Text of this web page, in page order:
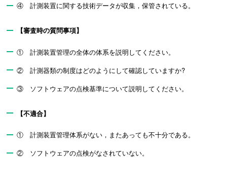
④ 計測装置に関する技術データが収集，保管されている。
【審査時の質問事項】
① 計測装置管理の全体の体系を説明してください。
② 計測器類の制度はどのようにして確認していますか?
③ ソフトウェアの点検基準について説明してください。
【不適合】
① 計測装置管理体系がない，またあっても不十分である。
② ソフトウェアの点検がなされていない。